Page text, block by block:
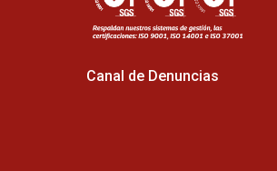
Canal de Denuncias